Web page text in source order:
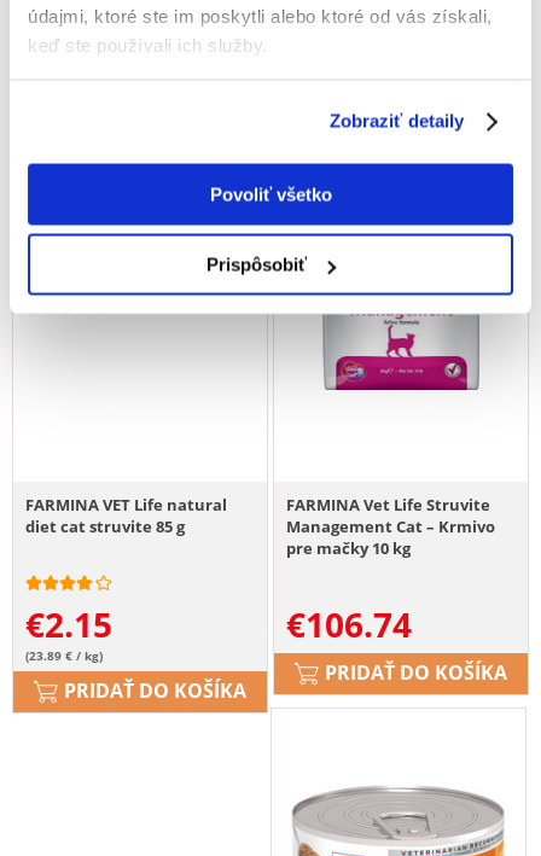
údajmi, ktoré ste im poskytli alebo ktoré od vás získali,
keď ste používali ich služby.
Zobraziť detaily
Povoliť všetko
Prispôsobiť
(9.65 € / kg)
FARMINA VET Life natural
diet cat struvite 85 g
€2.15
(23.89 € / kg)
PRIDAŤ DO KOŠÍKA
FARMINA Vet Life Struvite
Management Cat – Krmivo
pre mačky 10 kg
€106.74
PRIDAŤ DO KOŠÍKA